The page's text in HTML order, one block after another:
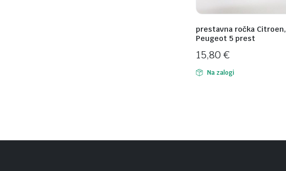
prestavna ročka Citroen,
Peugeot 5 prest
15,80 €
Na zalogi